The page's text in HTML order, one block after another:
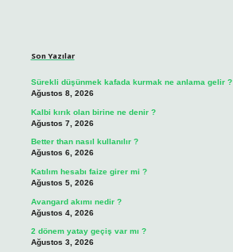
Son Yazılar
Sürekli düşünmek kafada kurmak ne anlama gelir ?
Ağustos 8, 2026
Kalbi kırık olan birine ne denir ?
Ağustos 7, 2026
Better than nasıl kullanılır ?
Ağustos 6, 2026
Katılım hesabı faize girer mi ?
Ağustos 5, 2026
Avangard akımı nedir ?
Ağustos 4, 2026
2 dönem yatay geçiş var mı ?
Ağustos 3, 2026